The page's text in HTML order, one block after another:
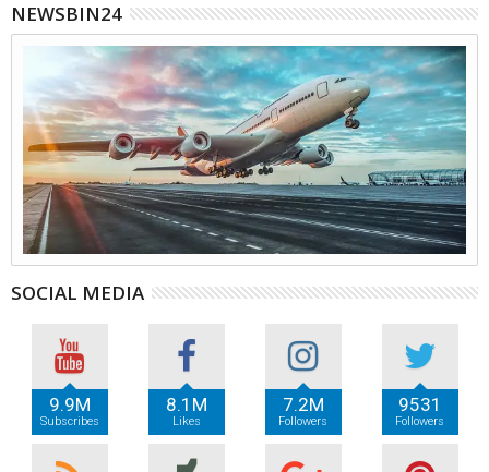
NEWSBIN24
SOCIAL MEDIA
9.9M
Subscribes
8.1M
Likes
7.2M
Followers
9531
Followers